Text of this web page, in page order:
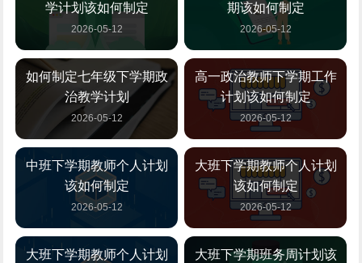
学计划该如何制定
2026-05-12
期该如何制定
2026-05-12
如何制定七年级下学期政
治教学计划
2026-05-12
高一政治教师下学期工作
计划该如何制定
2026-05-12
中班下学期教师个人计划
该如何制定
2026-05-12
大班下学期教师个人计划
该如何制定
2026-05-12
大班下学期教师个人计划
大班下学期班务周计划该